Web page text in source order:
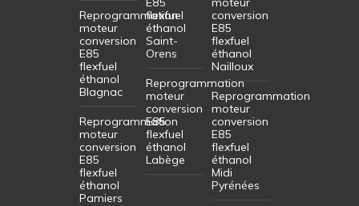
Reprogrammation
moteur
conversion
E85
flexfuel
éthanol
Blagnac
Reprogrammation
moteur
conversion
E85
flexfuel
éthanol
Pamiers
flexfuel
éthanol
Saint-
Orens
Reprogrammation
moteur
conversion
E85
flexfuel
éthanol
Labège
conversion
E85
flexfuel
éthanol
Nailloux
Reprogrammation
moteur
conversion
E85
flexfuel
éthanol
Midi
Pyrénées